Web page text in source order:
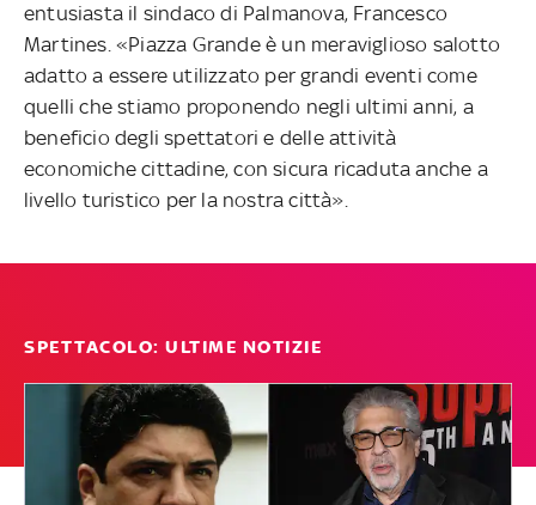
entusiasta il sindaco di Palmanova, Francesco
Martines. «Piazza Grande è un meraviglioso salotto
adatto a essere utilizzato per grandi eventi come
quelli che stiamo proponendo negli ultimi anni, a
beneficio degli spettatori e delle attività
economiche cittadine, con sicura ricaduta anche a
livello turistico per la nostra città».
SPETTACOLO: ULTIME NOTIZIE